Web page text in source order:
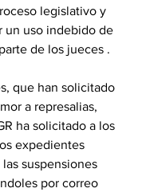
legislativo y
un uso indebido de
de los jueces .
que han solicitado
a represalias,
ha solicitado a los
expedientes
suspensiones
por correo